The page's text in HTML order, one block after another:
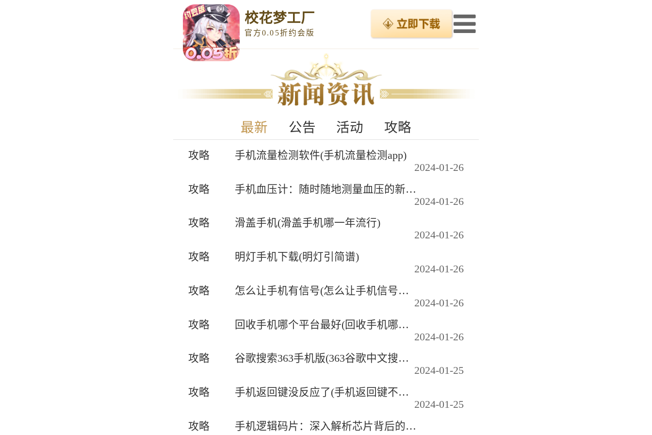
校花梦工厂
官方0.05折约会版
最新 公告 活动 攻略
攻略
手机流量检测软件(手机流量检测app)
2024-01-26
攻略
手机血压计：随时随地测量血压的新方法
2024-01-26
攻略
滑盖手机(滑盖手机哪一年流行)
2024-01-26
攻略
明灯手机下载(明灯引简谱)
2024-01-26
攻略
怎么让手机有信号(怎么让手机信号变弱)
2024-01-26
攻略
回收手机哪个平台最好(回收手机哪个平台最好知乎)
2024-01-26
攻略
谷歌搜索363手机版(363谷歌中文搜索引擎)
2024-01-25
攻略
手机返回键没反应了(手机返回键不好使了)
2024-01-25
攻略
手机逻辑码片：深入解析芯片背后的故事